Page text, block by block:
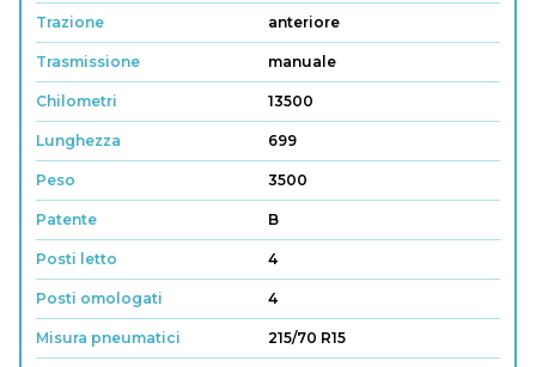
Trazione anteriore
Trasmissione manuale
Chilometri 13500
Lunghezza 699
Peso 3500
Patente B
Posti letto 4
Posti omologati 4
Misura pneumatici 215/70 R15